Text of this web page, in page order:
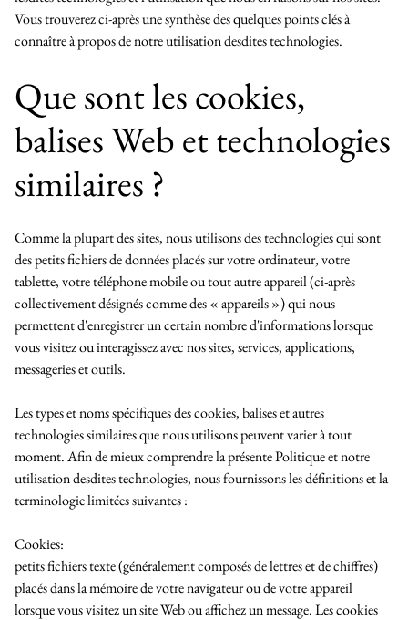
Vous trouverez ci-après une synthèse des quelques points clés à
connaître à propos de notre utilisation desdites technologies.
Que sont les cookies,
balises Web et technologies
similaires ?
Comme la plupart des sites, nous utilisons des technologies qui sont
des petits fichiers de données placés sur votre ordinateur, votre
tablette, votre téléphone mobile ou tout autre appareil (ci-après
collectivement désignés comme des « appareils ») qui nous
permettent d'enregistrer un certain nombre d'informations lorsque
vous visitez ou interagissez avec nos sites, services, applications,
messageries et outils.
Les types et noms spécifiques des cookies, balises et autres
technologies similaires que nous utilisons peuvent varier à tout
moment. Afin de mieux comprendre la présente Politique et notre
utilisation desdites technologies, nous fournissons les définitions et la
terminologie limitées suivantes :
Cookies:
petits fichiers texte (généralement composés de lettres et de chiffres)
placés dans la mémoire de votre navigateur ou de votre appareil
lorsque vous visitez un site Web ou affichez un message. Les cookies